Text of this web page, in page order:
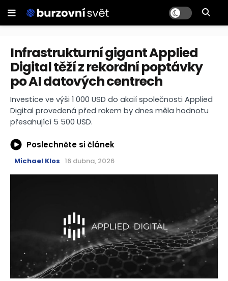
Infrastrukturní gigant Applied
Digital těží z rekordní poptávky
po AI datových centrech
Investice ve výši 1 000 USD do akcií společnosti Applied
Digital provedená před rokem by dnes měla hodnotu
přesahující 5 500 USD.
Poslechněte si článek
Michael Klos 16 dubna, 2026